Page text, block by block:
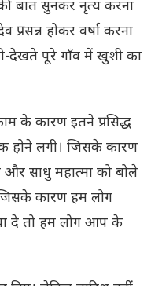
बात सुनकर नृत्य करना
होकर वर्षा करना
देखते पूरे गाँव में खुशी का
के कारण इतने प्रसिद्ध
होने लगी। जिसके कारण
साधु महात्मा को बोले
जिसके कारण हम लोग
दे तो हम लोग आप के